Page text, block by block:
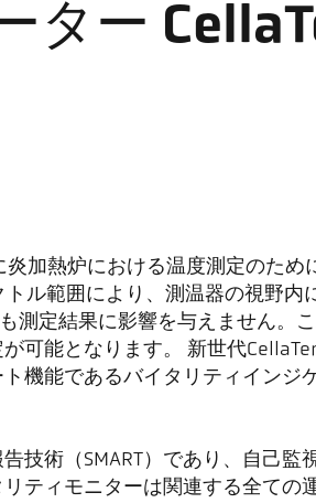
ター
炎加熱炉における温度測定のため
ル範囲により、測温器の視野内
測定結果に影響を与えません。
可能となります。 新世代
機能であるバイタリティインジ
技術（SMART）であり、自己監
ティモニターは関連する全ての